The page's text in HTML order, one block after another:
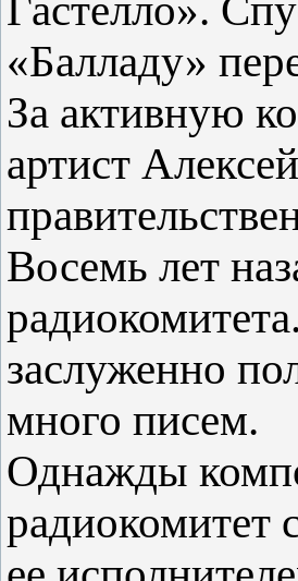
Гастелло».
«Балладу»
За активную
артист
Восемь лет
заслуженно
много писем.
Однажды